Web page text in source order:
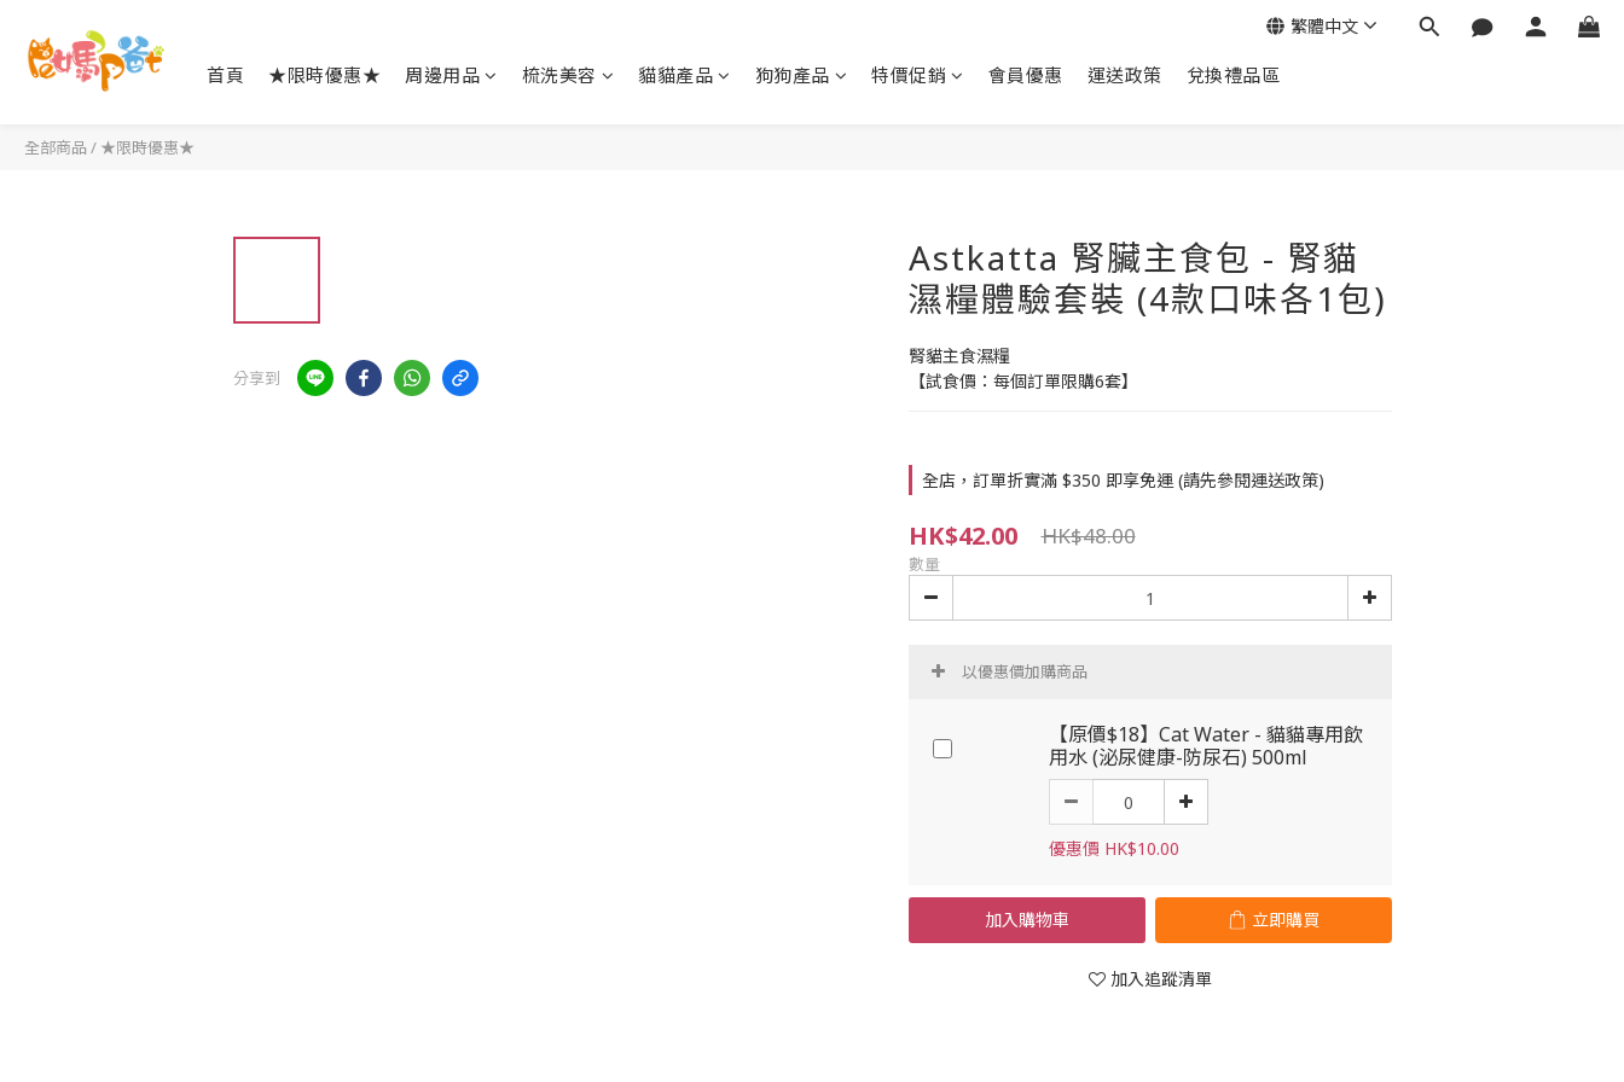
首頁 ★限時優惠★ 周邊用品 梳洗美容 貓貓產品 狗狗產品 特價促銷 會員優惠 運送政策 兌換禮品區
繁體中文
全部商品 / ★限時優惠★
分享到
Astkatta 腎臟主食包 - 腎貓
濕糧體驗套裝 (4款口味各1包)
腎貓主食濕糧
【試食價：每個訂單限購6套】
全店，訂單折實滿 $350 即享免運 (請先參閱運送政策)
HK$42.00 HK$48.00
數量
以優惠價加購商品
【原價$18】Cat Water - 貓貓專用飲
用水 (泌尿健康-防尿石) 500ml
優惠價 HK$10.00
加入購物車 立即購買
加入追蹤清單